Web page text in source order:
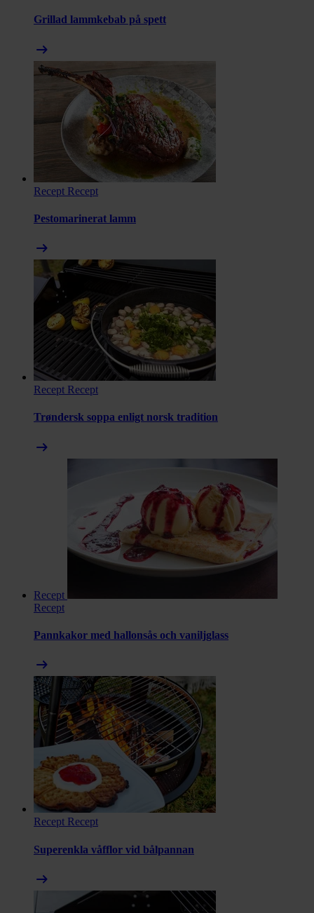
Grillad lammkebab på spett
arrow_right_alt
Recept Recept
Pestomarinerat lamm
arrow_right_alt
Recept Recept
Trøndersk soppa enligt norsk tradition
arrow_right_alt
Recept
Recept
Pannkakor med hallonsås och vaniljglass
arrow_right_alt
Recept Recept
Superenkla våfflor vid bålpannan
arrow_right_alt